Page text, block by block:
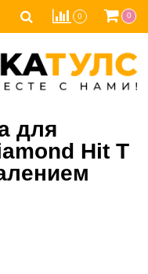
0 0
для
Hit Т